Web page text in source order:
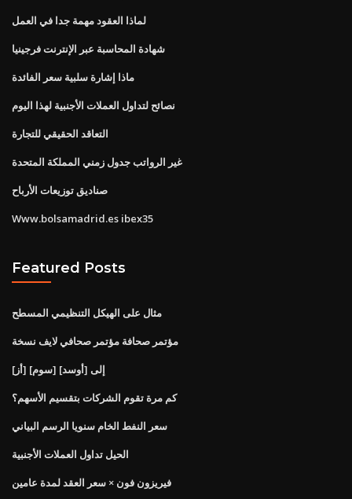
لماذا العقود مهمة جدا في العمل
شهادة المحاسبة عبر الإنترنت فرجينيا
ماذا إشارة سلبية سعر الفائدة
نصائح لتداول العملات الأجنبية لهذا اليوم
التعاقد الحقيقي للتجارة
غير الرواتب جدول زمني المملكة المتحدة
صناديق توزيعات الأرباح
Www.bolsamadrid.es ibex35
Featured Posts
مثال على الهيكل التنظيمي المسطح
مؤتمر صحافة مؤتمر صحافي لايف نسخة
[أز] [سوم] إلى [أوسد]
كم مرة تقوم الشركات بتقسيم الأسهم؟
سعر النفط الخام سنويا الرسم البياني
الحيل تداول العملات الأجنبية
فيريزون فون × سعر العقد لمدة عامين